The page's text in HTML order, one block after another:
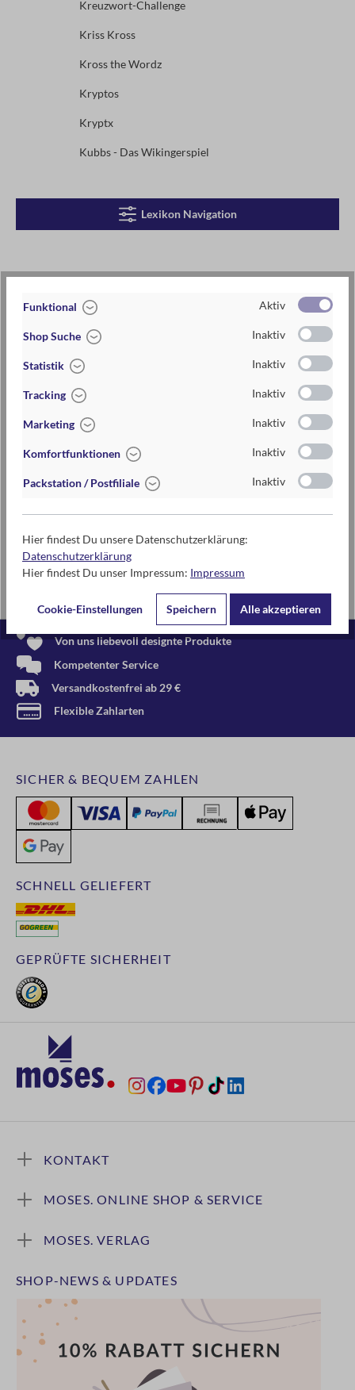
Kreuzwort-Challenge
Kriss Kross
Kross the Wordz
Kryptos
Kryptx
Kubbs - Das Wikingerspiel
Lexikon Navigation
Kraqua Spielanleitung deutsch
Tentacula Spielanleitung englisch
Oder schaut euch einfach unser Erklärvideo an:
Von uns liebevoll designte Produkte
Kompetenter Service
Versandkostenfrei ab 29 €
Flexible Zahlarten
GEPRÜFTE SICHERHEIT
SCHNELL GELIEFERT
SICHER & BEQUEM ZAHLEN
KONTAKT
MOSES. ONLINE SHOP & SERVICE
MOSES. VERLAG
SHOP-NEWS & UPDATES
Funktional Aktiv
Shop Suche Inaktiv
Statistik Inaktiv
Tracking Inaktiv
Marketing Inaktiv
Komfortfunktionen Inaktiv
Packstation / Postfiliale Inaktiv
Hier findest Du unsere Datenschutzerklärung:
Datenschutzerklärung
Hier findest Du unser Impressum: Impressum
Cookie-Einstellungen Speichern Alle akzeptieren